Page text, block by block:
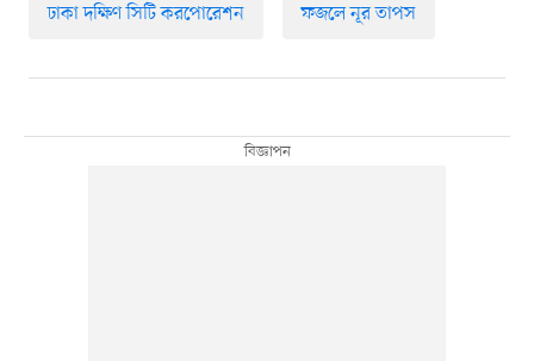
ঢাকা দক্ষিণ সিটি করপোরেশন ফজলে নূর তাপস